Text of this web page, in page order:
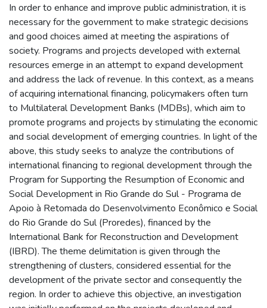
In order to enhance and improve public administration, it is
necessary for the government to make strategic decisions
and good choices aimed at meeting the aspirations of
society. Programs and projects developed with external
resources emerge in an attempt to expand development
and address the lack of revenue. In this context, as a means
of acquiring international financing, policymakers often turn
to Multilateral Development Banks (MDBs), which aim to
promote programs and projects by stimulating the economic
and social development of emerging countries. In light of the
above, this study seeks to analyze the contributions of
international financing to regional development through the
Program for Supporting the Resumption of Economic and
Social Development in Rio Grande do Sul - Programa de
Apoio à Retomada do Desenvolvimento Econômico e Social
do Rio Grande do Sul (Proredes), financed by the
International Bank for Reconstruction and Development
(IBRD). The theme delimitation is given through the
strengthening of clusters, considered essential for the
development of the private sector and consequently the
region. In order to achieve this objective, an investigation